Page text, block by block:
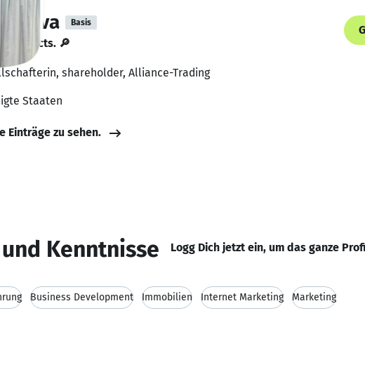
Basis
projects. 🔎
shareholder, Alliance-Trading
Staaten
Einträge zu sehen.
Kenntnisse Logg Dich jetzt ein, um das ganze
Business Development Immobilien Internet Marketing Marketing